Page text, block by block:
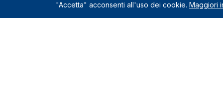
"Accetta" acconsenti all'uso dei cookie. Maggiori